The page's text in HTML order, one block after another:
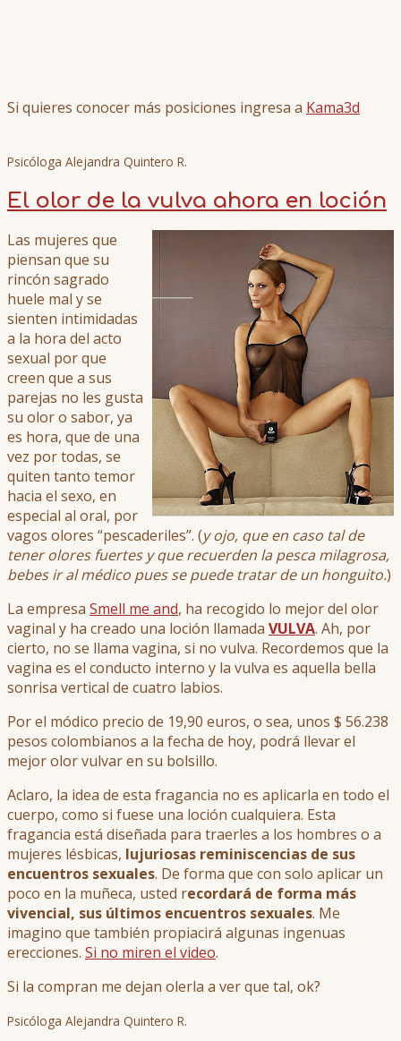
Si quieres conocer más posiciones ingresa a Kama3d
Psicóloga Alejandra Quintero R.
El olor de la vulva ahora en loción
Las mujeres que
piensan que su
rincón sagrado
huele mal y se
sienten intimidadas
a la hora del acto
sexual por que
creen que a sus
parejas no les gusta
su olor o sabor, ya
es hora, que de una
vez por todas, se
quiten tanto temor
hacia el sexo, en
especial al oral, por
vagos olores “pescaderiles”. (y ojo, que en caso tal de
tener olores fuertes y que recuerden la pesca milagrosa,
bebes ir al médico pues se puede tratar de un honguito.)
La empresa Smell me and, ha recogido lo mejor del olor
vaginal y ha creado una loción llamada VULVA. Ah, por
cierto, no se llama vagina, si no vulva. Recordemos que la
vagina es el conducto interno y la vulva es aquella bella
sonrisa vertical de cuatro labios.
Por el módico precio de 19,90 euros, o sea, unos $ 56.238
pesos colombianos a la fecha de hoy, podrá llevar el
mejor olor vulvar en su bolsillo.
Aclaro, la idea de esta fragancia no es aplicarla en todo el
cuerpo, como si fuese una loción cualquiera. Esta
fragancia está diseñada para traerles a los hombres o a
mujeres lésbicas, lujuriosas reminiscencias de sus
encuentros sexuales. De forma que con solo aplicar un
poco en la muñeca, usted recordará de forma más
vivencial, sus últimos encuentros sexuales. Me
imagino que también propiacirá algunas ingenuas
erecciones. Si no miren el video.
Si la compran me dejan olerla a ver que tal, ok?
Psicóloga Alejandra Quintero R.